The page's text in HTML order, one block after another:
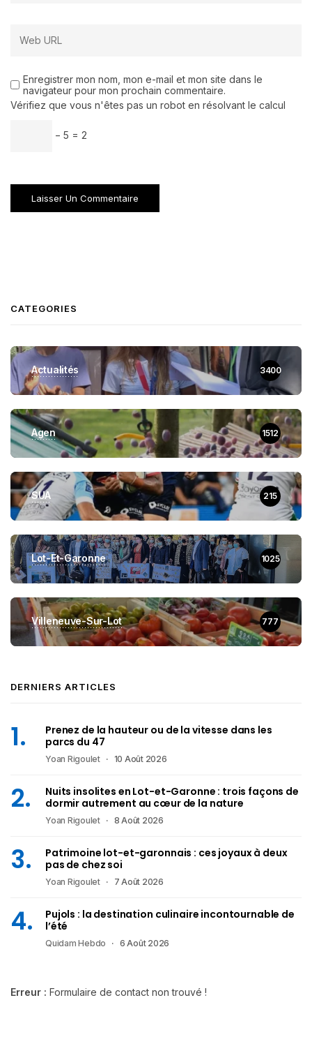
Enregistrer mon nom, mon e-mail et mon site dans le
navigateur pour mon prochain commentaire.
Vérifiez que vous n'êtes pas un robot en résolvant le calcul
− 5 = 2
CATEGORIES
Actualités 3400
Agen 1512
SUA 215
Lot-Et-Garonne 1025
Villeneuve-Sur-Lot 777
DERNIERS ARTICLES
Prenez de la hauteur ou de la vitesse dans les
parcs du 47
Yoan Rigoulet 10 Août 2026
Nuits insolites en Lot-et-Garonne : trois façons de
dormir autrement au cœur de la nature
Yoan Rigoulet 8 Août 2026
Patrimoine lot-et-garonnais : ces joyaux à deux
pas de chez soi
Yoan Rigoulet 7 Août 2026
Pujols : la destination culinaire incontournable de
l’été
Quidam Hebdo 6 Août 2026
Erreur : Formulaire de contact non trouvé !